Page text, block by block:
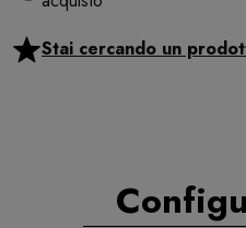
Stai cercando un